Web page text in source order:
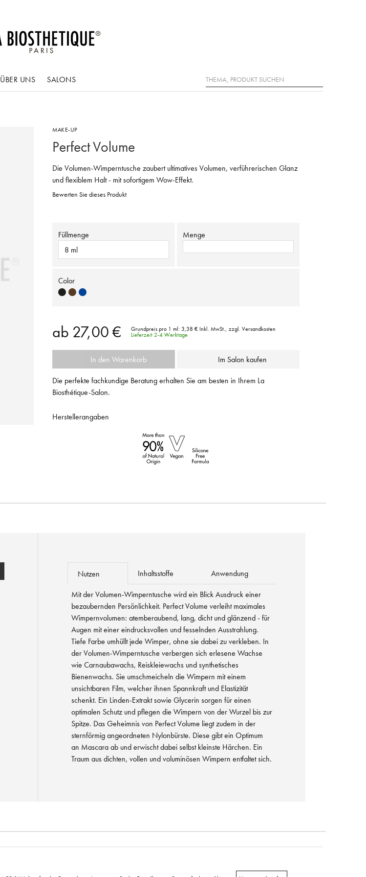
ÜBER UNS SALONS Suche
MAKE-UP
Perfect Volume
Die Volumen-Wimperntusche zaubert ultimatives Volumen, verführerischen Glanz
und flexiblem Halt - mit sofortigem Wow-Effekt.
Bewerten Sie dieses Produkt
Füllmenge
8 ml
Menge
Color
ab 27,00 € Grundpreis pro 1 ml: 3,38 € Inkl. MwSt., zzgl. Versandkosten
Lieferzeit 2-4 Werktage
In den Warenkorb Im Salon kaufen
Die perfekte fachkundige Beratung erhalten Sie am besten in Ihrem La
Biosthétique-Salon.
Herstellerangaben
Nutzen Inhaltsstoffe Anwendung
Mit der Volumen-Wimperntusche wird ein Blick Ausdruck einer
bezaubernden Persönlichkeit. Perfect Volume verleiht maximales
Wimpernvolumen: atemberaubend, lang, dicht und glänzend - für
Augen mit einer eindrucksvollen und fesselnden Ausstrahlung.
Tiefe Farbe umhüllt jede Wimper, ohne sie dabei zu verkleben. In
der Volumen-Wimperntusche verbergen sich erlesene Wachse
wie Carnaubawachs, Reiskleiewachs und synthetisches
Bienenwachs. Sie umschmeicheln die Wimpern mit einem
unsichtbaren Film, welcher ihnen Spannkraft und Elastizität
schenkt. Ein Linden-Extrakt sowie Glycerin sorgen für einen
optimalen Schutz und pflegen die Wimpern von der Wurzel bis zur
Spitze. Das Geheimnis von Perfect Volume liegt zudem in der
sternförmig angeordneten Nylonbürste. Diese gibt ein Optimum
an Mascara ab und erwischt dabei selbst kleinste Härchen. Ein
Traum aus dichten, vollen und voluminösen Wimpern entfaltet sich.